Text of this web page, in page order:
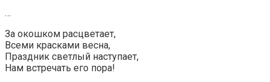
…
За окошком расцветает,
Всеми красками весна,
Праздник светлый наступает,
Нам встречать его пора!